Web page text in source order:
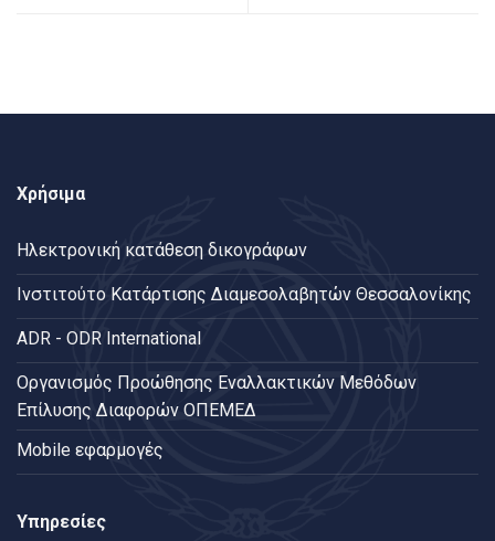
Χρήσιμα
Ηλεκτρονική κατάθεση δικογράφων
Ινστιτούτο Κατάρτισης Διαμεσολαβητών Θεσσαλονίκης
ADR - ODR International
Oργανισμός Προώθησης Εναλλακτικών Μεθόδων
Επίλυσης Διαφορών ΟΠΕΜΕΔ
Mobile εφαρμογές
Υπηρεσίες